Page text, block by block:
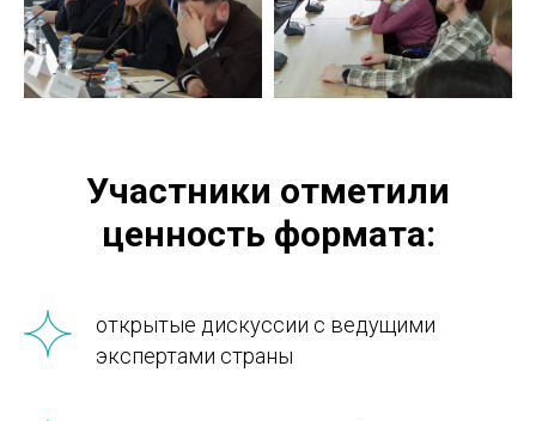
Участники отметили
ценность формата:
открытые дискуссии с ведущими
экспертами страны